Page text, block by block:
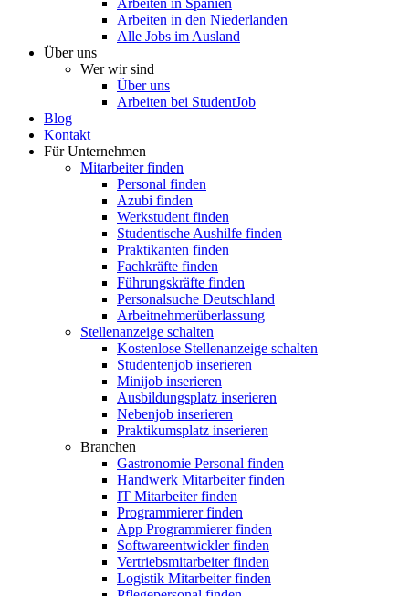
Arbeiten in Spanien
Arbeiten in den Niederlanden
Alle Jobs im Ausland
Über uns
Wer wir sind
Über uns
Arbeiten bei StudentJob
Blog
Kontakt
Für Unternehmen
Mitarbeiter finden
Personal finden
Azubi finden
Werkstudent finden
Studentische Aushilfe finden
Praktikanten finden
Fachkräfte finden
Führungskräfte finden
Personalsuche Deutschland
Arbeitnehmerüberlassung
Stellenanzeige schalten
Kostenlose Stellenanzeige schalten
Studentenjob inserieren
Minijob inserieren
Ausbildungsplatz inserieren
Nebenjob inserieren
Praktikumsplatz inserieren
Branchen
Gastronomie Personal finden
Handwerk Mitarbeiter finden
IT Mitarbeiter finden
Programmierer finden
App Programmierer finden
Softwareentwickler finden
Vertriebsmitarbeiter finden
Logistik Mitarbeiter finden